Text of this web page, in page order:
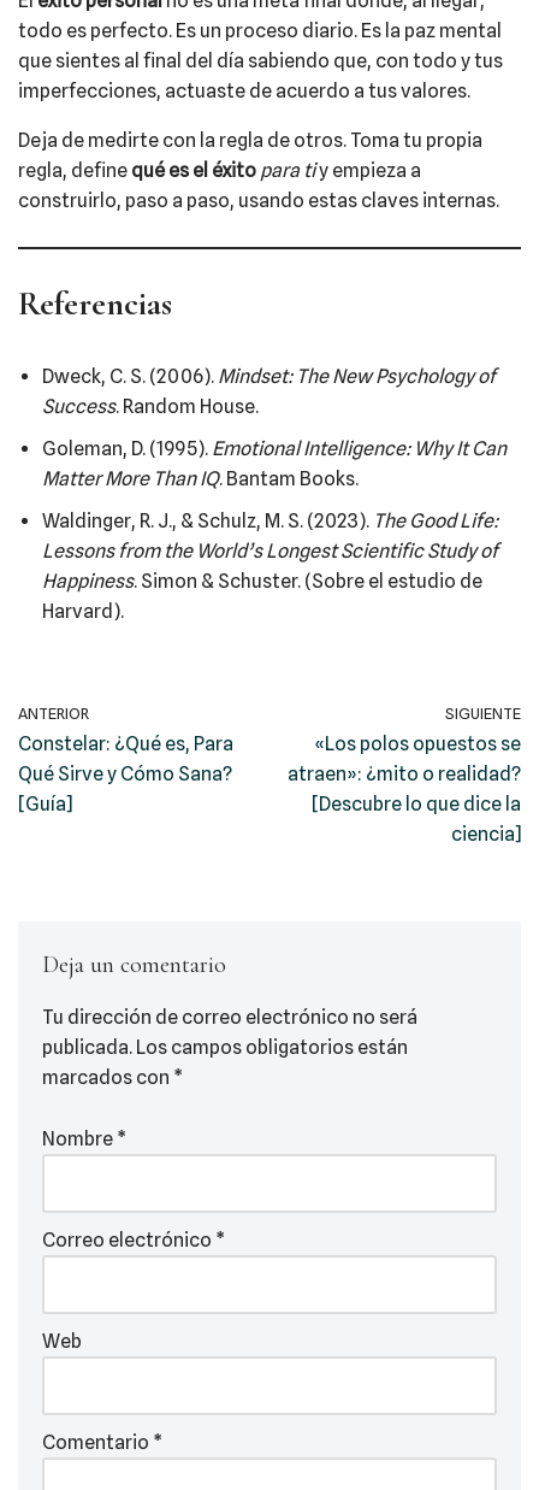
todo es perfecto. Es un proceso diario. Es la paz mental
que sientes al final del día sabiendo que, con todo y tus
imperfecciones, actuaste de acuerdo a tus valores.
Deja de medirte con la regla de otros. Toma tu propia
regla, define qué es el éxito para tiy empieza a
construirlo, paso a paso, usando estas claves internas.
Referencias
Dweck, C. S. (2006). Mindset: The New Psychology of
Success. Random House.
Goleman, D. (1995). Emotional Intelligence: Why It Can
Matter More Than IQ. Bantam Books.
Waldinger, R. J., & Schulz, M. S. (2023). The Good Life:
Lessons from the World’s Longest Scientific Study of
Happiness. Simon & Schuster. (Sobre el estudio de
Harvard).
ANTERIOR
Constelar: ¿Qué es, Para
Qué Sirve y Cómo Sana?
[Guía]
SIGUIENTE
«Los polos opuestos se
atraen»: ¿mito o realidad?
[Descubre lo que dice la
ciencia]
Deja un comentario
Tu dirección de correo electrónico no será
publicada. Los campos obligatorios están
marcados con *
Nombre *
Correo electrónico *
Web
Comentario *